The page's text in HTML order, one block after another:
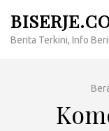
konten
Berita Terkini, Info